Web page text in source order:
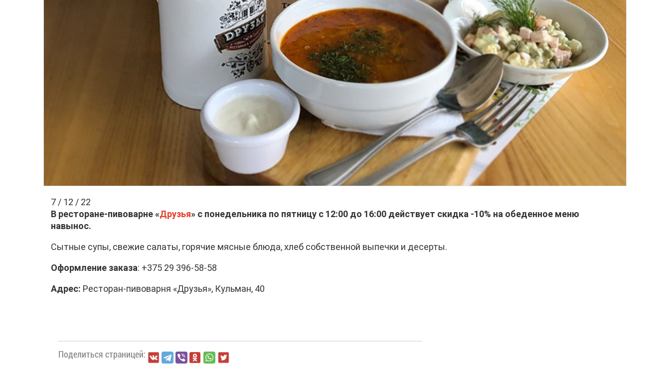
7 / 12 / 22
В ресторане-пивоварне «Друзья» с понедельника по пятницу с 12:00 до 16:00 действует скидка -10% на обеденное меню
навынос.
Сытные супы, свежие салаты, горячие мясные блюда, хлеб собственной выпечки и десерты.
Оформление заказа: +375 29 396-58-58
Адрес: Ресторан-пивоварня «Друзья», Кульман, 40
Поделиться страницей: